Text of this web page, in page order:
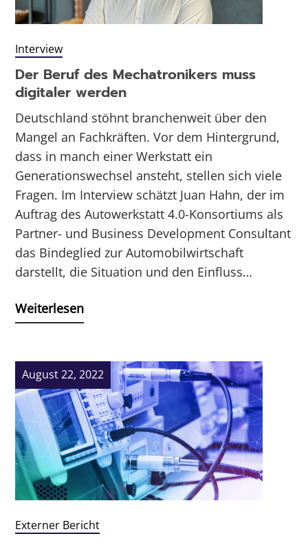
Interview
Der Beruf des Mechatronikers muss
digitaler werden
Deutschland stöhnt branchenweit über den
Mangel an Fachkräften. Vor dem Hintergrund,
dass in manch einer Werkstatt ein
Generationswechsel ansteht, stellen sich viele
Fragen. Im Interview schätzt Juan Hahn, der im
Auftrag des Autowerkstatt 4.0-Konsortiums als
Partner- und Business Development Consultant
das Bindeglied zur Automobilwirtschaft
darstellt, die Situation und den Einfluss…
Weiterlesen
August 22, 2022
Externer Bericht